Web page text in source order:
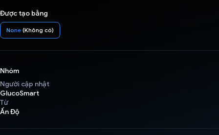
Được tạo bằng
None (Không có)
Nhóm
Người cập nhật
GlucoSmart
Từ
Ấn Độ